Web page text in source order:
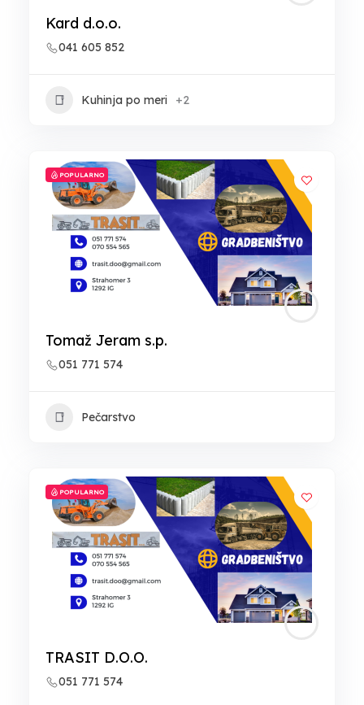
Kard d.o.o.
041 605 852
Kuhinja po meri +2
POPULARNO
Tomaž Jeram s.p.
051 771 574
Pečarstvo
POPULARNO
TRASIT D.O.O.
051 771 574